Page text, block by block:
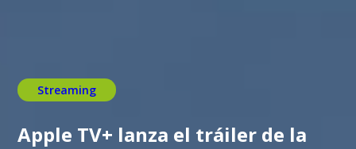
Streaming
Apple TV+ lanza el tráiler de la